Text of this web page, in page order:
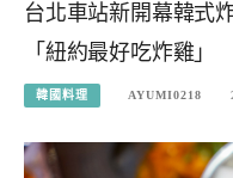
台北車站新開幕韓式
「紐約最好吃炸雞」
韓國料理 AYUMI0218